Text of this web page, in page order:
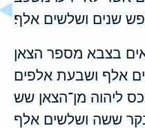
שנים ושלשים אלף׃
בצבא מספר הצאן
אלף ושבעת אלפים
ליהוה מן־הצאן שש
ששה ושלשים אלף